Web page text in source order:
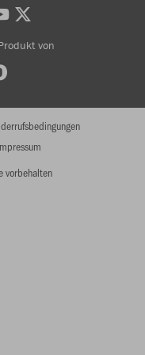
von
vorbehalten